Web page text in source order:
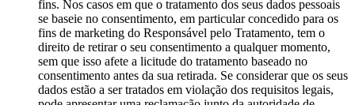
fins. Nos casos em que o tratamento dos seus dados pessoais
se baseie no consentimento, em particular concedido para os
fins de marketing do Responsável pelo Tratamento, tem o
direito de retirar o seu consentimento a qualquer momento,
sem que isso afete a licitude do tratamento baseado no
consentimento antes da sua retirada. Se considerar que os seus
dados estão a ser tratados em violação dos requisitos legais,